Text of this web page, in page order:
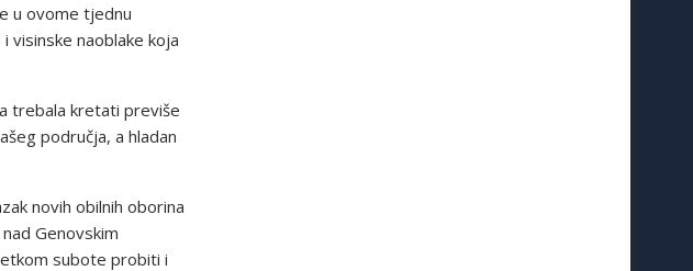
u ovome tjednu
visinske naoblake koja
trebala kretati previše
područja, a hladan
novih obilnih oborina
Genovskim
subote probiti i